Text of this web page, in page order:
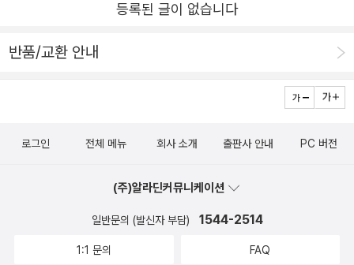
남는다.출판사로부터 도서를 제공받아 주관적으로 작성한
세대 #탄소중립 #기후정의 #기후변화 #환경책 #과학교양
등록된 글이 없습니다
반품/교환 안내
로그인 전체 메뉴 회사 소개 출판사 안내 PC 버전
(주)알라딘커뮤니케이션
일반문의 (발신자 부담) 1544-2514
1:1 문의 FAQ